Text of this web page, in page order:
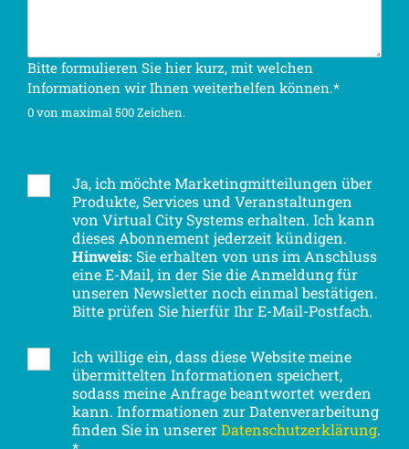
Bitte formulieren Sie hier kurz, mit welchen
Informationen wir Ihnen weiterhelfen können.*
0 von maximal 500 Zeichen.
e
e
Ja, ich möchte Marketingmitteilungen über
Produkte, Services und Veranstaltungen
von Virtual City Systems erhalten. Ich kann
dieses Abonnement jederzeit kündigen.
Hinweis: Sie erhalten von uns im Anschluss
eine E-Mail, in der Sie die Anmeldung für
unseren Newsletter noch einmal bestätigen.
Bitte prüfen Sie hierfür Ihr E-Mail-Postfach.
e
,S
Ich willige ein, dass diese Website meine
übermittelten Informationen speichert,
sodass meine Anfrage beantwortet werden
kann. Informationen zur Datenverarbeitung
finden Sie in unsererDatenschutz­erklärung.